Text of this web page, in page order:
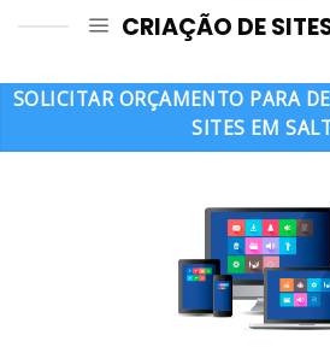
CRIAÇÃO DE
SOLICITAR ORÇAMENTO PARA
SITES EM